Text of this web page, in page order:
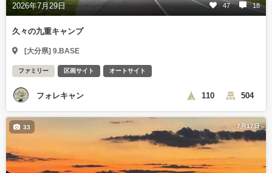
2026年7月29日 47 18
久々の九重キャンプ
[大分県] 9.BASE
ファミリー 区画サイト オートサイト
フォレキャン 110 504
7月17日
33